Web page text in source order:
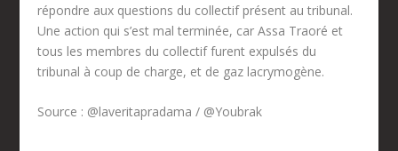
répondre aux questions du collectif présent au tribunal.
Une action qui s’est mal terminée, car Assa Traoré et
tous les membres du collectif furent expulsés du
tribunal à coup de charge, et de gaz lacrymogène.
Source : @laveritapradama / @Youbrak